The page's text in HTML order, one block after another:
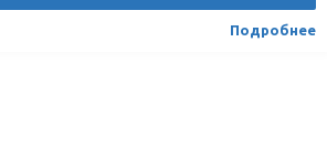
Подробнее